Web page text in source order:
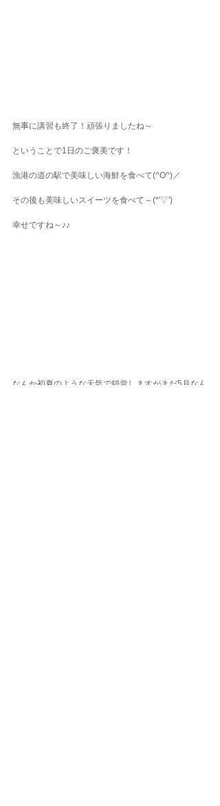
無事に講習も終了！頑張りましたね～
ということで1日のご褒美です！
漁港の道の駅で美味しい海鮮を食べて(^O^)／
その後も美味しいスイーツを食べて～(*'▽')
幸せですね～♪♪
なんか初夏のような天気で錯覚しますがまだ5月なん